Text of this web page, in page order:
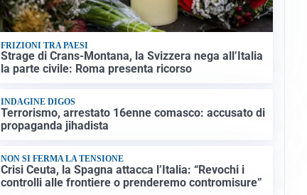
FRIZIONI TRA PAESI
Strage di Crans-Montana, la Svizzera nega all’Italia
la parte civile: Roma presenta ricorso
INDAGINE DIGOS
Terrorismo, arrestato 16enne comasco: accusato di
propaganda jihadista
NON SI FERMA LA TENSIONE
Crisi Ceuta, la Spagna attacca l’Italia: “Revochi i
controlli alle frontiere o prenderemo contromisure”